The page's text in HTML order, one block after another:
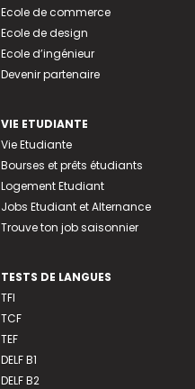
Ecole de commerce
Ecole de design
Ecole d’ingénieur
Devenir partenaire
VIE ETUDIANTE
Vie Etudiante
Bourses et prêts étudiants
Logement Etudiant
Jobs Etudiant et Alternance
Trouve ton job saisonnier
TESTS DE LANGUES
TFI
TCF
TEF
DELF B1
DELF B2